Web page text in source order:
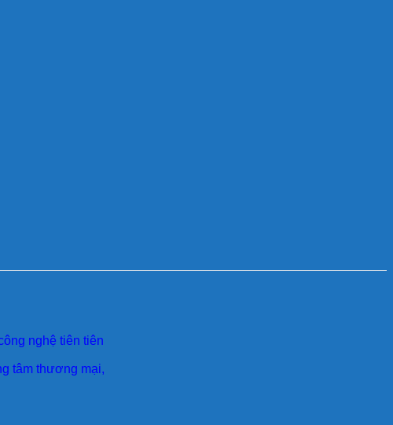
nghệ tiên tiên
tâm thương mại,